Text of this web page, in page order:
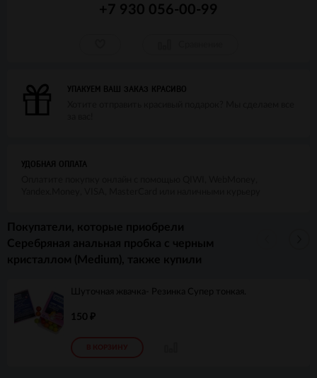
+7 930 056-00-99
УПАКУЕМ ВАШ ЗАКАЗ КРАСИВО
УДОБНАЯ ОПЛАТА
Покупатели, которые приобрели
Серебряная анальная пробка с черным
кристаллом (Medium), также купили
Шуточная жвачка- Резинка Супер тонкая.
150 ₽